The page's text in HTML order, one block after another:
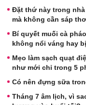
Đặt thứ này trong
mà không cần sáp
Bí quyết muối cà
không nổi váng hay
Mẹo làm sạch quạt
như mới chỉ trong 5
Có nên đựng sữa
Tháng 7 âm lịch, vì